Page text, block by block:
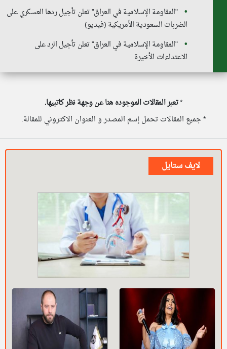
"المقاومة الإسلامية في العراق" تعلن تأجيل ردها العسكري على
الضربات السعودية الأمريكية (فيديو)
"المقاومة الإسلامية في العراق" تعلن تأجيل الرد على
الاعتداءات الأخيرة
*تعبر المقالات الموجوده هنا عن وجهة نظر كاتبيها.
* جميع المقالات تحمل إسم المصدر و العنوان الاكتروني للمقالة.
لايف ستايل